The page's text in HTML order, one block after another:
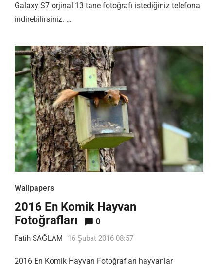
Galaxy S7 orjinal 13 tane fotoğrafı istediğiniz telefona
indirebilirsiniz. …
Wallpapers
2016 En Komik Hayvan
Fotoğrafları
0
Fatih SAĞLAM 16 Şubat 2016 08:57
2016 En Komik Hayvan Fotoğrafları hayvanlar